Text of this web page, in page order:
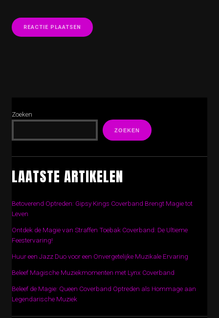
Zoeken
ZOEKEN
LAATSTE ARTIKELEN
Betoverend Optreden: Gipsy Kings Coverband Brengt Magie tot
Leven
Ontdek de Magie van Straffen Toebak Coverband: De Ultieme
Feestervaring!
Huur een Jazz Duo voor een Onvergetelijke Muzikale Ervaring
Beleef Magische Muziekmomenten met Lynx Coverband
Beleef de Magie: Queen Coverband Optreden als Hommage aan
Legendarische Muziek